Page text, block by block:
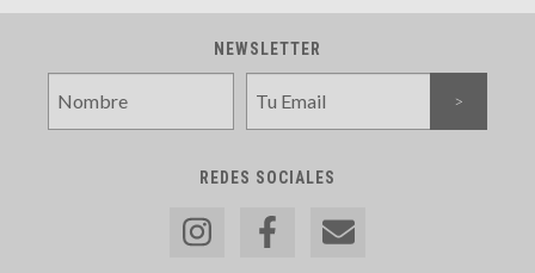
NEWSLETTER
REDES SOCIALES